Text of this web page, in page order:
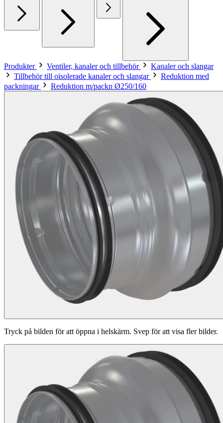
Produkter Ventiler, kanaler och tillbehör
Kanaler och slangar
Tillbehör till oisolerade kanaler och slangar
Reduktion med
packningar
Reduktion m/packn Ø250/160
Tryck på bilden för att öppna i helskärm. Svep för att visa fler bilder.